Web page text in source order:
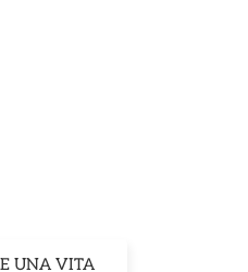
UNA VITA